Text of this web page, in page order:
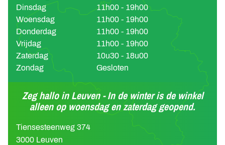
Dinsdag
11h00 - 19h00
Woensdag
11h00 - 19h00
Donderdag
11h00 - 19h00
Vrijdag
11h00 - 19h00
Zaterdag
10u30 - 18u00
Zondag
Gesloten
Zeg hallo in Leuven - In de winter is de winkel
alleen op woensdag en zaterdag geopend.
Tiensesteenweg 374
3000 Leuven